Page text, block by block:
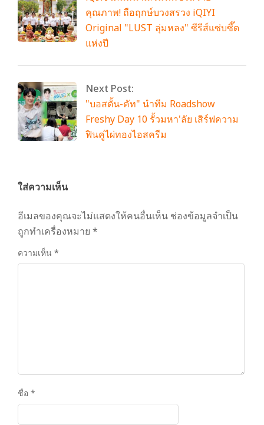
คุณภาพ! ถือฤกษ์บวงสรวง iQIYI
Original "LUST ลุ่มหลง" ซีรีส์แซ่บซี๊ด
แห่งปี
Next Post:
"บอสตั้น-คัท" นำทีม Roadshow
Freshy Day 10 รั้วมหา'ลัย เสิร์ฟความ
ฟินคู่ไผ่ทองไอสครีม
ใส่ความเห็น
อีเมลของคุณจะไม่แสดงให้คนอื่นเห็น ช่องข้อมูลจำเป็น
ถูกทำเครื่องหมาย *
ความเห็น *
ชื่อ *